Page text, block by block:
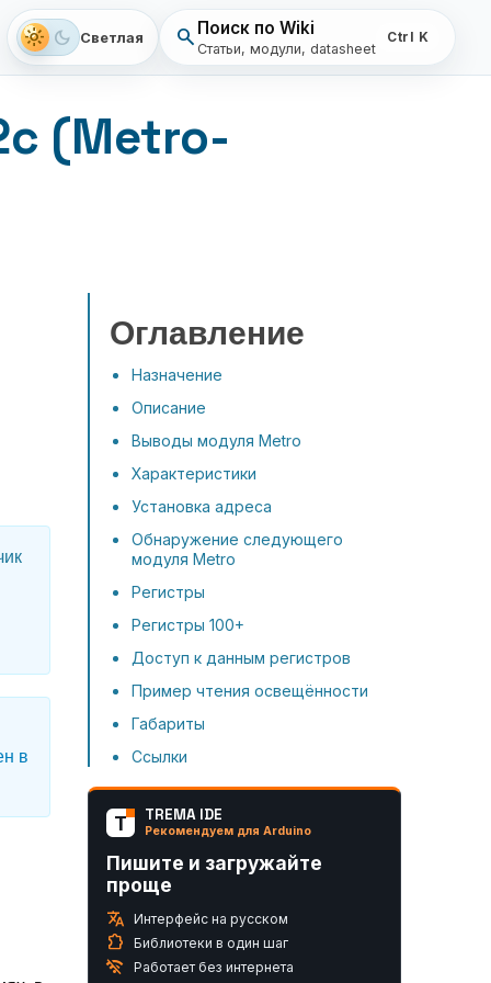
light_mode dark_mode Светлая search Поиск по Wiki
Статьи, модули, datasheet
Ctrl K
(Metro-
в
Оглавление
Назначение
Описание
Выводы модуля Metro
Характеристики
Установка адреса
Обнаружение следующего
модуля Metro
Регистры
Регистры 100+
Доступ к данным регистров
Пример чтения освещённости
Габариты
Ссылки
T TREMA IDE
Рекомендуем для Arduino
Пишите и загружайте
проще
translate Интерфейс на русском
extension Библиотеки в один шаг
wifi_off Работает без интернета